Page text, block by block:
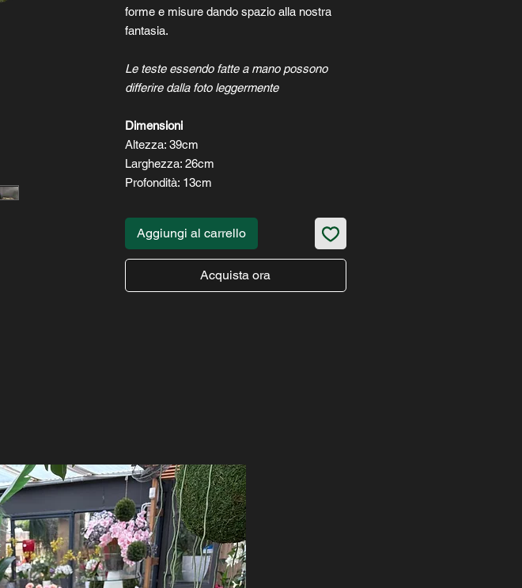
forme e misure dando spazio alla nostra
fantasia.
Le teste essendo fatte a mano possono
differire dalla foto leggermente
Dimensioni
Altezza: 39cm
Larghezza: 26cm
Profondità: 13cm
Aggiungi al carrello
Acquista ora